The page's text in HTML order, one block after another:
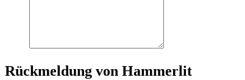
Rückmeldung von Hammerlit